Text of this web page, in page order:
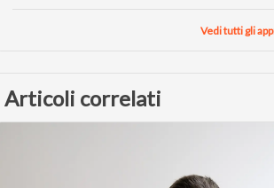
Vedi tutti gli
Articoli correlati